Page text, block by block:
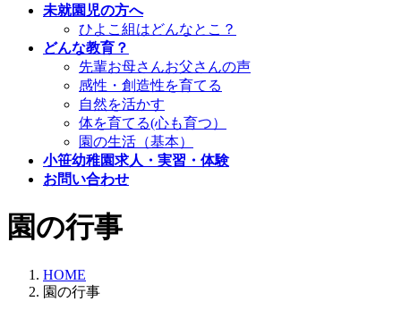
未就園児の方へ
ひよこ組はどんなとこ？
どんな教育？
先輩お母さんお父さんの声
感性・創造性を育てる
自然を活かす
体を育てる(心も育つ）
園の生活（基本）
小笹幼稚園求人・実習・体験
お問い合わせ
園の行事
HOME
園の行事